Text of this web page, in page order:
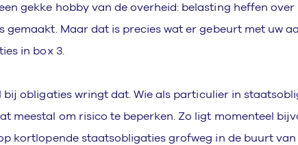
gekke hobby van de overheid: belasting heffen
gemaakt. Maar dat is precies wat er gebeurt met uw
in box 3.
bij obligaties wringt dat. Wie als particulier in
meestal om risico te beperken. Zo ligt momenteel
kortlopende staatsobligaties grofweg in de buurt